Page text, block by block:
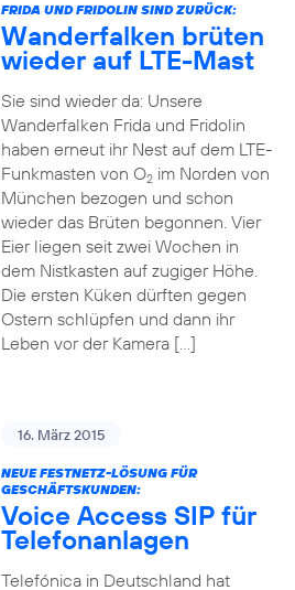
FRIDA UND FRIDOLIN SIND ZURÜCK:
Wanderfalken brüten
wieder auf LTE-Mast
Sie sind wieder da: Unsere
Wanderfalken Frida und Fridolin
haben erneut ihr Nest auf dem LTE-
Funkmasten von O2im Norden von
München bezogen und schon
wieder das Brüten begonnen. Vier
Eier liegen seit zwei Wochen in
dem Nistkasten auf zugiger Höhe.
Die ersten Küken dürften gegen
Ostern schlüpfen und dann ihr
Leben vor der Kamera […]
16. März 2015
NEUE FESTNETZ-LÖSUNG FÜR
GESCHÄFTSKUNDEN:
Voice Access SIP für
Telefonanlagen
Telefónica in Deutschland hat